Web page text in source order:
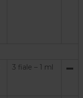
3 fiale – 1 ml ▬